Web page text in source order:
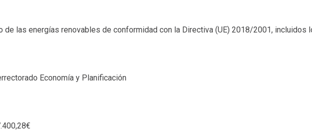
de las energías renovables de conformidad con la Directiva (UE) 2018/2001,
Economía y Planificación